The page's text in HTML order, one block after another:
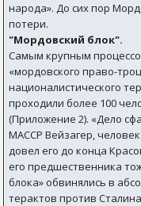
народа». До сих пор
потери.
"Мордовский блок".
Самым крупным
«мордовского право-
националистического
проходили более 100
(Приложение 2). «Дело
МАССР Вейзагер,
довел его до конца
его предшественника
блока» обвинялись в
терактов против